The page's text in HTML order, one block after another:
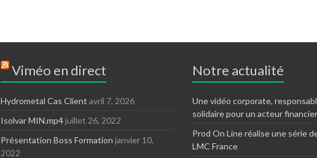
Viméo en direct
Hydrometal Cas Client avril 7, 2026
Isolvar MIN.mp4juillet 26, 2022
Présentation Boss Formation janvier 10,
2022
Notre actualité
Une vidéo corporate,
solidaire pour un acteur financier
Prod On Line réalise une série
LMC France